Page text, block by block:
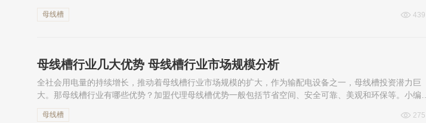
母线槽 439
母线槽行业几大优势 母线槽行业市场规模分析
全社会用电量的持续增长，推动着母线槽行业市场规模的扩大，作为输配电设备之一，母线槽投资潜力巨
大。那母线槽行业有哪些优势？加盟代理母线槽优势一般包括节省空间、安全可靠、美观和环保等。小编整
母线槽 275